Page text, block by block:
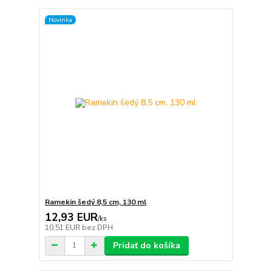
Novinka
Ramekin šedý 8,5 cm, 130 ml
12,93 EUR/ks
10,51 EUR bez DPH
Pridať do košíka